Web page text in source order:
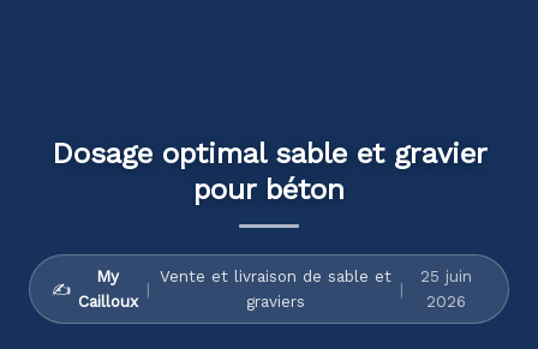
Dosage optimal sable et gravier
pour béton
✍️
My
Cailloux
|
Vente et livraison de sable et
graviers
|
25 juin
2026